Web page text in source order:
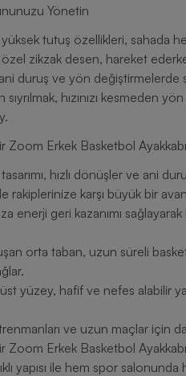
Yönetin
tutuş özellikleri, sahada
zikzak desen, hareket
ani duruş ve yön
sıyrılmak, hızınızı
Erkek Basketbol
hızlı dönüşler ve ani
rakiplerinize karşı büyük bir
enerji geri kazanımı
orta taban, uzun süreli
üst yüzey, hafif ve nefes alabilir
ve uzun maçlar için
Zoom Erkek Basketbol
yapısı ile hem spor